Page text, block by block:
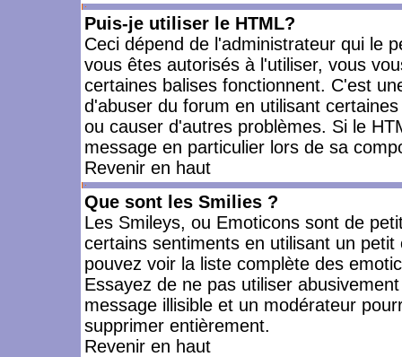
Puis-je utiliser le HTML?
Ceci dépend de l'administrateur qui le
vous êtes autorisés à l'utiliser, vous
certaines balises fonctionnent. C'est
d'abuser du forum en utilisant
ou causer d'autres problèmes. Si le
message en particulier lors de sa
Revenir en haut
Que sont les Smilies ?
Les Smileys, ou Emoticons sont de
certains sentiments en utilisant un
pouvez voir la liste complète des
Essayez de ne pas utiliser
message illisible et un modérateur
supprimer entièrement.
Revenir en haut